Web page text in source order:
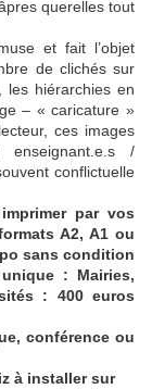
querelles tout
et fait l’objet
de clichés sur
les hiérarchies en
– « caricature »
ces images
/
conflictuelle
par vos
A2, A1 ou
sans condition
: Mairies,
: 400 euros
conférence ou
à installer sur